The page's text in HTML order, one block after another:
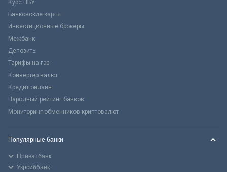
Курс НБУ
Банковские карты
Инвестиционные брокеры
Межбанк
Депозиты
Тарифы на газ
Конвертер валют
Кредит онлайн
Народный рейтинг банков
Мониторинг обменников криптовалют
Популярные банки
Приватбанк
Укрсиббанк